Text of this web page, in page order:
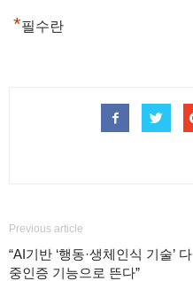
*필수란
Previous article
“AI기반 ‘행동·생체인식 기술’ 다
중인증 기능으로 뜬다”